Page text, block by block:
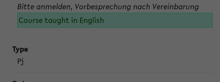
Bitte anmelden, Vorbesprechung nach Vereinbarung
Course taught in English
Pj